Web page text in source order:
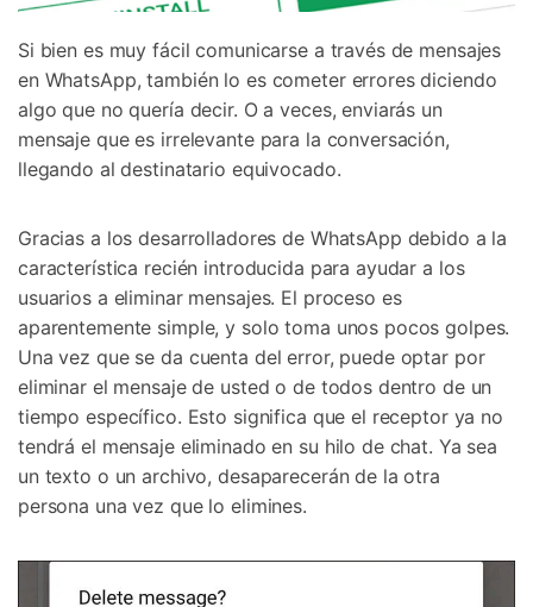
Si bien es muy fácil comunicarse a través de mensajes
en WhatsApp, también lo es cometer errores diciendo
algo que no quería decir. O a veces, enviarás un
mensaje que es irrelevante para la conversación,
llegando al destinatario equivocado.
Gracias a los desarrolladores de WhatsApp debido a la
característica recién introducida para ayudar a los
usuarios a eliminar mensajes. El proceso es
aparentemente simple, y solo toma unos pocos golpes.
Una vez que se da cuenta del error, puede optar por
eliminar el mensaje de usted o de todos dentro de un
tiempo específico. Esto significa que el receptor ya no
tendrá el mensaje eliminado en su hilo de chat. Ya sea
un texto o un archivo, desaparecerán de la otra
persona una vez que lo elimines.